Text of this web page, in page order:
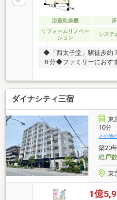
浴室乾燥機
リフォームリノベー
ション
システ
◆「西太子堂」駅徒歩約
８分◆ファミリーにおす
ため陽当たり良いお住
へのアクセスもスムーズ
キュリティに配慮されて
ペットと暮らせます（細
イフ】創業35年の信頼で
イフがご紹介します。宅
ザーの資格を併せ持つ『
ンナー』がお客様の老後
料作成。お気軽にご相談
〈0120-502-278〉☆
ダイナシティ三宿
東
10分
その他
築20
総戸数
東
1億